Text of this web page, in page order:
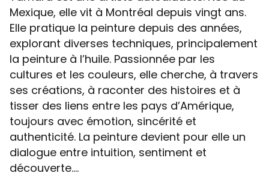
Mexique, elle vit à Montréal depuis vingt ans.
Elle pratique la peinture depuis des années,
explorant diverses techniques, principalement
la peinture à l’huile. Passionnée par les
cultures et les couleurs, elle cherche, à travers
ses créations, à raconter des histoires et à
tisser des liens entre les pays d’Amérique,
toujours avec émotion, sincérité et
authenticité. La peinture devient pour elle un
dialogue entre intuition, sentiment et
découverte....